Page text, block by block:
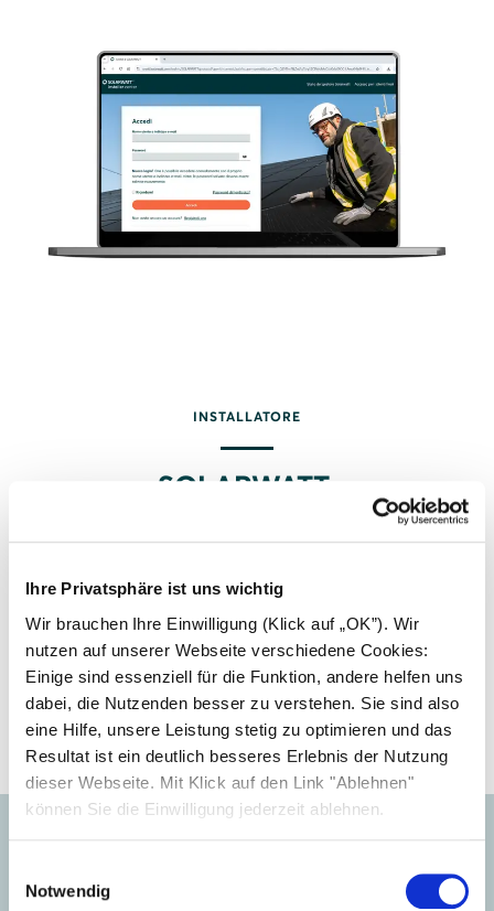
Ihre Privatsphäre ist uns wichtig
Wir brauchen Ihre Einwilligung (Klick auf „OK”). Wir
nutzen auf unserer Webseite verschiedene Cookies:
Einige sind essenziell für die Funktion, andere helfen uns
dabei, die Nutzenden besser zu verstehen. Sie sind also
eine Hilfe, unsere Leistung stetig zu optimieren und das
Resultat ist ein deutlich besseres Erlebnis der Nutzung
dieser Webseite. Mit Klick auf den Link "Ablehnen"
können Sie die Einwilligung jederzeit ablehnen.
Notwendig
INSTALLATORE
SOLARWATT
Manager portal per configurare il sistema di
monitoraggio Manager flex.
Accedi